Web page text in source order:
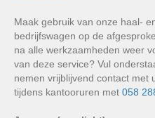
Maak gebruik van onze haal-
bedrijfswagen op de
na alle werkzaamheden weer
van deze service? Vul
nemen vrijblijvend contact met
tijdens kantooruren met 058